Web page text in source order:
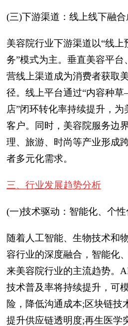
(三)下游渠道：线上线下融
美容院行业下游渠道以“线
务”模式为主。垂直美容平台
营线上渠道成为消费者获取
径。线上平台通过“内容种
店”闭环转化率持续提升，
客户。同时，美容院服务边
理、旅游、时尚等产业形成
者多元化需求。
三、行业发展趋势分析
(一)技术驱动：智能化、个
随着人工智能、生物技术和
容行业的深度融合，智能化
来美容院行业的主流趋势。
技术普及率将持续提升，可
险，降低沟通成本;区块链技
提升供应链透明度;再生医学